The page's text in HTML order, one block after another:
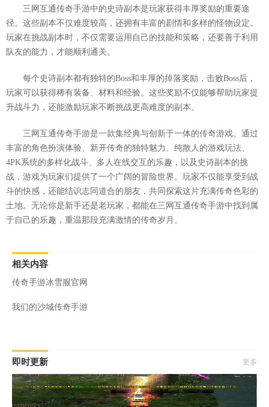
三网互通传奇手游中的史诗副本是玩家获得丰厚奖励的重要途
径。这些副本不仅难度较高，还拥有丰富的剧情和多样的怪物设定。
玩家在挑战副本时，不仅需要运用自己的技能和策略，还要善于利用
队友的能力，才能顺利通关。
每个史诗副本都有独特的Boss和丰厚的掉落奖励，击败Boss后，
玩家可以获得稀有装备、材料和经验。这些奖励不仅能够帮助玩家提
升战斗力，还能激励玩家不断挑战更高难度的副本。
三网互通传奇手游是一款集经典与创新于一体的传奇游戏。通过
丰富的角色扮演体验、新开传奇的独特魅力、纯散人的游戏玩法、
4PK系统的多样化战斗、多人在线交互的乐趣，以及史诗副本的挑
战，游戏为玩家们提供了一个广阔的冒险世界。玩家不仅能享受到战
斗的快感，还能结识志同道合的朋友，共同探索这片充满传奇色彩的
土地。无论你是新手还是老玩家，都能在三网互通传奇手游中找到属
于自己的乐趣，重温那段充满激情的传奇岁月。
相关内容
传奇手游冰雪服官网
我们的沙城传奇手游
即时更新 更多